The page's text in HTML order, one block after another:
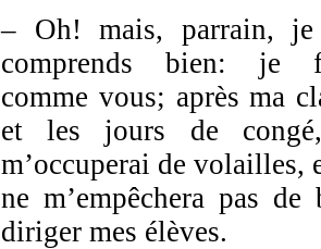
– Oh! mais, parrain,
comprends bien: je
comme vous; après ma
et les jours de
m’occuperai de volailles,
ne m’empêchera pas de
diriger mes élèves.